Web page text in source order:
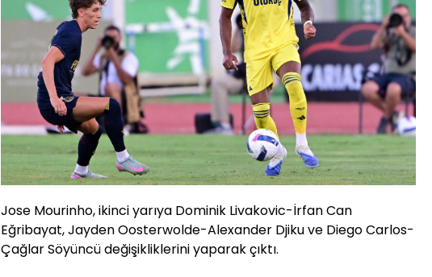
Jose Mourinho, ikinci yarıya Dominik Livakovic-İrfan Can
Eğribayat, Jayden Oosterwolde-Alexander Djiku ve Diego Carlos-
Çağlar Söyüncü değişikliklerini yaparak çıktı.